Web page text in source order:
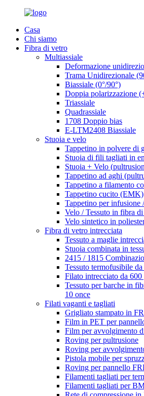
Casa
Chi siamo
Fibra di vetro
Multiassiale
Deformazione
Trama Unidirezionale
Biassiale (0°/90°)
Doppia polarizzazione
Triassiale
Quadrassiale
1708 Doppio bias
E-LTM2408 Biassiale
Stuoia e velo
Tappetino in polvere di
Stuoia di fili tagliati in
Stuoia + Velo
Tappetino ad aghi
Tappetino a filamento
Tappetino cucito (EMK)
Tappetino per infusione
Velo / Tessuto in fibra
Velo sintetico in
Fibra di vetro intrecciata
Tessuto a maglie
Stuoia combinata in
2415 / 1815
Tessuto termofusibile
Filato intrecciato da 600
Tessuto per barche in
10 once
Filati vaganti e tagliati
Grigliato stampato in
Film in PET per
Film per avvolgimento
Roving per pultrusione
Roving per
Pistola mobile per
Roving per pannello
Filamenti tagliati per
Filamenti tagliati per